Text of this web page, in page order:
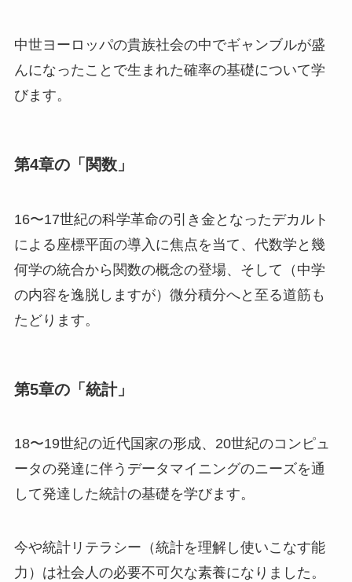
中世ヨーロッパの貴族社会の中でギャンブルが盛
んになったことで生まれた確率の基礎について学
びます。
第4章の「関数」
16〜17世紀の科学革命の引き金となったデカルト
による座標平面の導入に焦点を当て、代数学と幾
何学の統合から関数の概念の登場、そして（中学
の内容を逸脱しますが）微分積分へと至る道筋も
たどります。
第5章の「統計」
18〜19世紀の近代国家の形成、20世紀のコンピュ
ータの発達に伴うデータマイニングのニーズを通
して発達した統計の基礎を学びます。
今や統計リテラシー（統計を理解し使いこなす能
力）は社会人の必要不可欠な素養になりました。